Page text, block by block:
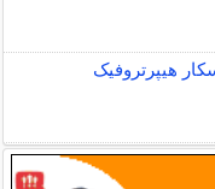
هیپرتروفیک